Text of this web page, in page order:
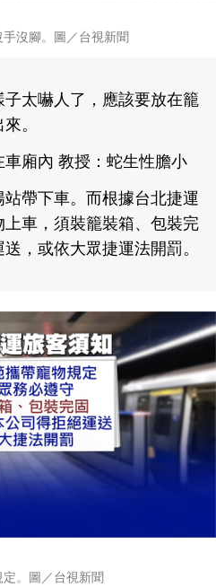
沒腳。圖／台視新聞
太嚇人了，應該要放在籠
。
廂內 教授：蛇生性膽小
帶下車。而根據台北捷運
車，須裝籠裝箱、包裝完
，或依大眾捷運法開罰。
。圖／台視新聞